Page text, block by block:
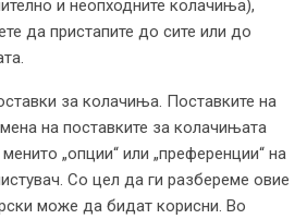
и неопходните колачиња),
да пристапите до сите или до
за колачиња. Поставките на
на поставките за колачињата
„опции“ или „преференции“ на
Со цел да ги разбереме овие
може да бидат корисни. Во